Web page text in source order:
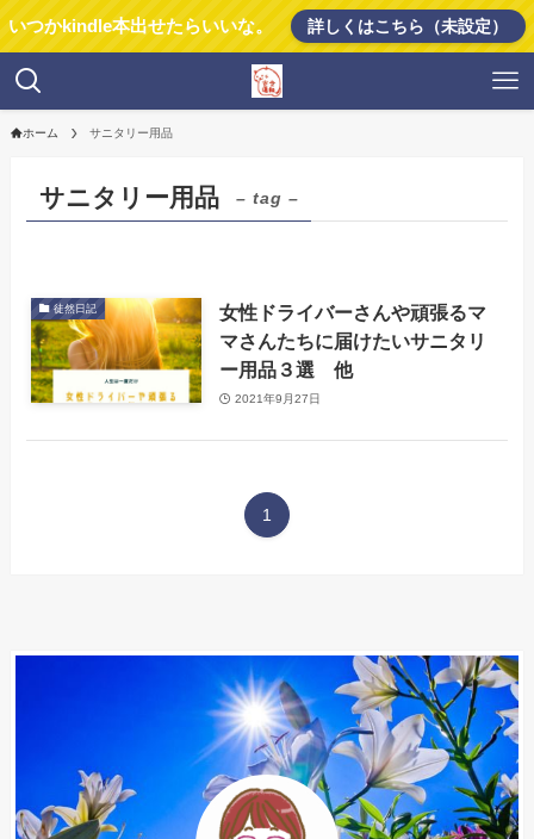
いつかkindle本出せたらいいな。 詳しくはこちら（未設定）
ホーム サニタリー用品
サニタリー用品 – tag –
徒然日記
女性ドライバーさんや頑張るマ
マさんたちに届けたいサニタリ
ー用品３選 他
2021年9月27日
1